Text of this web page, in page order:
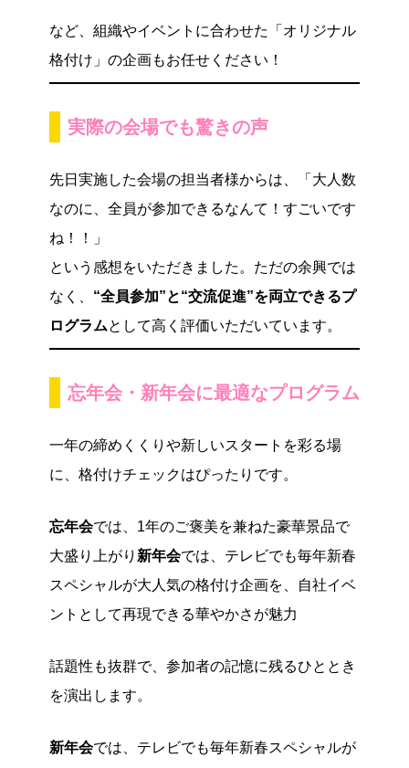
など、組織やイベントに合わせた「オリジナル
格付け」の企画もお任せください！
実際の会場でも驚きの声
先日実施した会場の担当者様からは、「大人数
なのに、全員が参加できるなんて！すごいです
ね！！」
という感想をいただきました。ただの余興では
なく、 “全員参加”と“交流促進”を両立できるプ
ログラムとして高く評価いただいています。
忘年会・新年会に最適なプログラム
一年の締めくくりや新しいスタートを彩る場
に、格付けチェックはぴったりです。
忘年会では、1年のご褒美を兼ねた豪華景品で
大盛り上がり 新年会では、テレビでも毎年新春
スペシャルが大人気の格付け企画を、自社イベ
ントとして再現できる華やかさが魅力
話題性も抜群で、参加者の記憶に残るひととき
を演出します。
新年会では、テレビでも毎年新春スペシャルが